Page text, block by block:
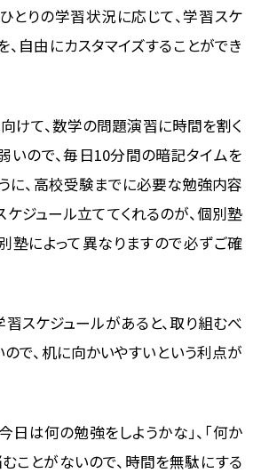
とりの学習状況に応じて、学習スケ
自由にカスタマイズすることができ
けて、数学の問題演習に時間を割く
いので、毎日10分間の暗記タイムを
に、高校受験までに必要な勉強内容
ジュール立ててくれるのが、個別塾
塾によって異なりますので必ずご確
スケジュールがあると、取り組むべ
で、机に向かいやすいという利点が
日は何の勉強をしようかな」、「何か
ことがないので、時間を無駄にする